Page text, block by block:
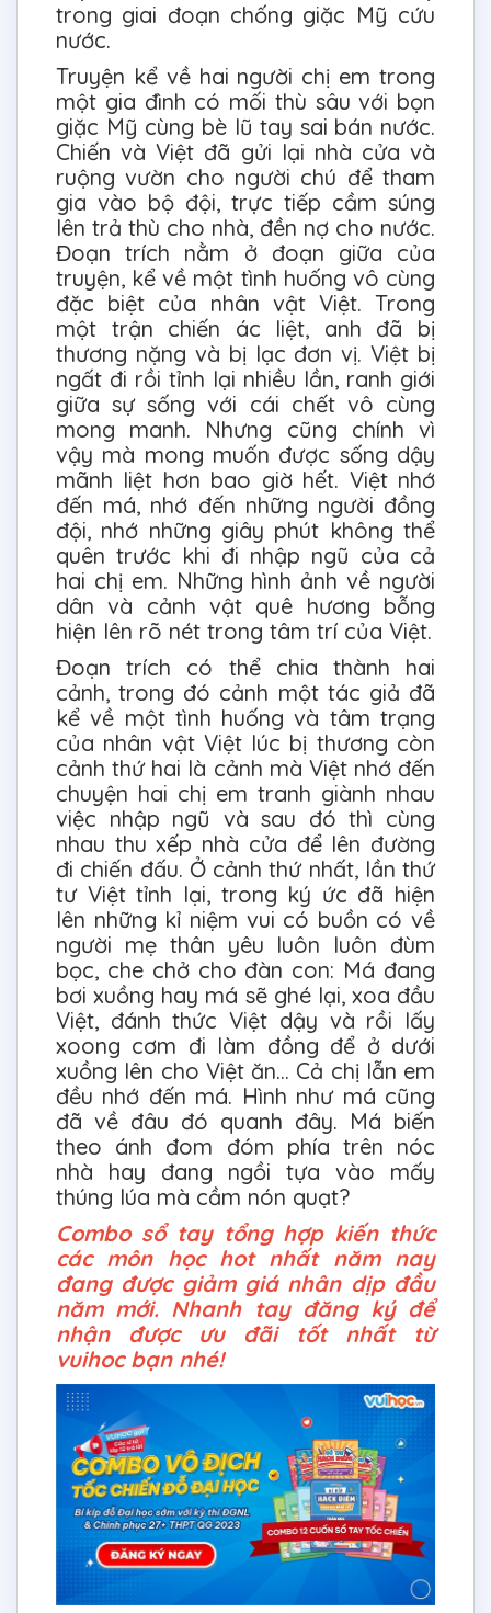
trong giai đoạn chống giặc Mỹ cứu
nước.
Truyện kể về hai người chị em trong
một gia đình có mối thù sâu với bọn
giặc Mỹ cùng bè lũ tay sai bán nước.
Chiến và Việt đã gửi lại nhà cửa và
ruộng vườn cho người chú để tham
gia vào bộ đội, trực tiếp cầm súng
lên trả thù cho nhà, đền nợ cho nước.
Đoạn trích nằm ở đoạn giữa của
truyện, kể về một tình huống vô cùng
đặc biệt của nhân vật Việt. Trong
một trận chiến ác liệt, anh đã bị
thương nặng và bị lạc đơn vị. Việt bị
ngất đi rồi tỉnh lại nhiều lần, ranh giới
giữa sự sống với cái chết vô cùng
mong manh. Nhưng cũng chính vì
vậy mà mong muốn được sống dậy
mãnh liệt hơn bao giờ hết. Việt nhớ
đến má, nhớ đến những người đồng
đội, nhớ những giây phút không thể
quên trước khi đi nhập ngũ của cả
hai chị em. Những hình ảnh về người
dân và cảnh vật quê hương bỗng
hiện lên rõ nét trong tâm trí của Việt.
Đoạn trích có thể chia thành hai
cảnh, trong đó cảnh một tác giả đã
kể về một tình huống và tâm trạng
của nhân vật Việt lúc bị thương còn
cảnh thứ hai là cảnh mà Việt nhớ đến
chuyện hai chị em tranh giành nhau
việc nhập ngũ và sau đó thì cùng
nhau thu xếp nhà cửa để lên đường
đi chiến đấu. Ở cảnh thứ nhất, lần thứ
tư Việt tỉnh lại, trong ký ức đã hiện
lên những kỉ niệm vui có buồn có về
người mẹ thân yêu luôn luôn đùm
bọc, che chở cho đàn con: Má đang
bơi xuồng hay má sẽ ghé lại, xoa đầu
Việt, đánh thức Việt dậy và rồi lấy
xoong cơm đi làm đồng để ở dưới
xuồng lên cho Việt ăn… Cả chị lẫn em
đều nhớ đến má. Hình như má cũng
đã về đâu đó quanh đây. Má biến
theo ánh đom đóm phía trên nóc
nhà hay đang ngồi tựa vào mấy
thúng lúa mà cầm nón quạt?
Combo sổ tay tổng hợp kiến thức
các môn học hot nhất năm nay
đang được giảm giá nhân dịp đầu
năm mới. Nhanh tay đăng ký để
nhận được ưu đãi tốt nhất từ
vuihoc bạn nhé!